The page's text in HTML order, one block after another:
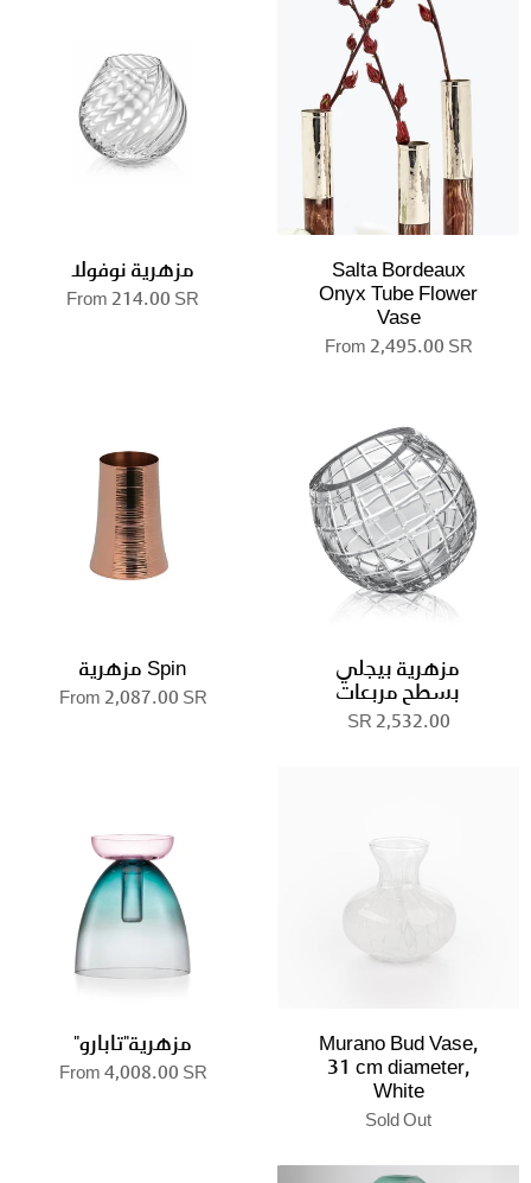
Salta Bordeaux
Onyx Tube Flower
Vase
From 2,495.00 SR
مزهرية نوفولا
From 214.00 SR
مزهرية بيجلي
بسطح مربعات
2,532.00 SR
Spin مزهرية
From 2,087.00 SR
Murano Bud Vase,
31 cm diameter,
White
Sold Out
مزهرية"تابارو"
From 4,008.00 SR